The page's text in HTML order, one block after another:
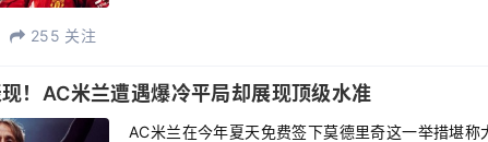
255 关注
！AC米兰遭遇爆冷平局却展现顶级水准
AC米兰在今年夏天免费签下莫德里奇这一举措堪